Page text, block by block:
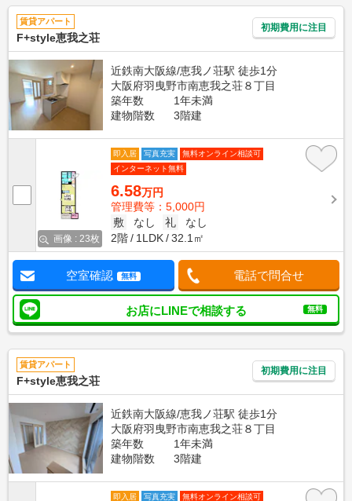
賃貸アパート
F+style恵我之荘
初期費用に注目
近鉄南大阪線/恵我ノ荘駅 徒歩1分
大阪府羽曳野市南恵我之荘８丁目
築年数
1年未満
建物階数
3階建
画像 : 23枚
即入居 写真充実
無料オンライン相談可
インターネット無料
6.58万円
管理費等：5,000円
敷
なし 礼
なし
2階
1LDK 32.1㎡
空室確認 無料 電話で問合せ
お店にLINEで相談する 無料
賃貸アパート
F+style恵我之荘
初期費用に注目
近鉄南大阪線/恵我ノ荘駅 徒歩1分
大阪府羽曳野市南恵我之荘８丁目
築年数
1年未満
建物階数
3階建
即入居 写真充実
無料オンライン相談可